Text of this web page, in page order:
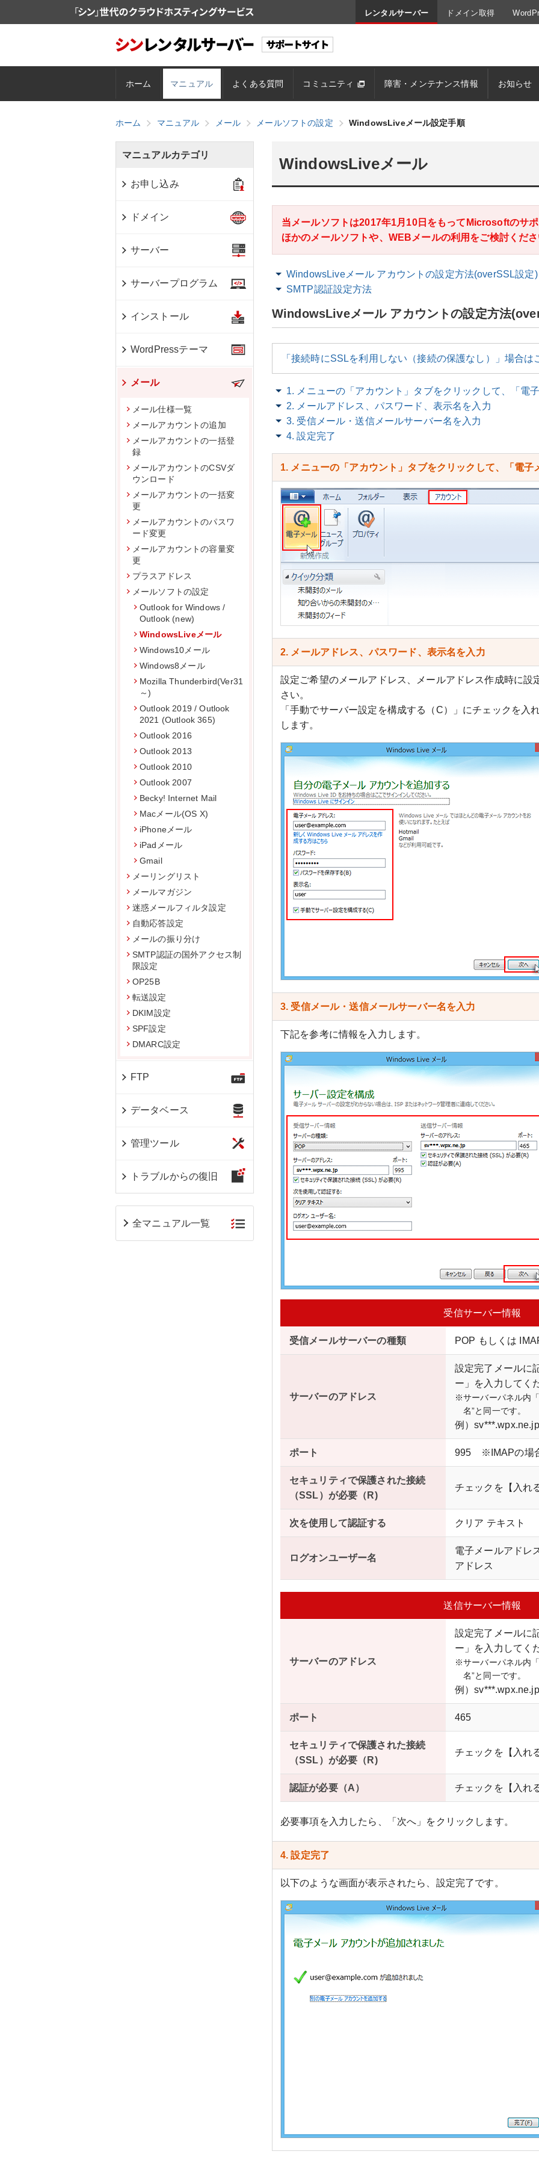
レンタルサーバー ドメイン取得
ホーム マニュアル よくある質問 コミュニティ 障害・メンテナンス情報 お知らせ
ホーム マニュアル メール メールソフトの設定 WindowsLiveメール設定手順
WindowsLiveメール
当メールソフトは2017年1月10日をもってMicrosoftのサポ
ほかのメールソフトや、WEBメールの利用をご検討くださ
WindowsLiveメール アカウントの設定方法(overSSL設定)
SMTP認証設定方法
WindowsLiveメール アカウントの設定方法
「接続時にSSLを利用しない（接続の保護なし）」場合は
1. メニューの「アカウント」タブをクリックして、「電
2. メールアドレス、パスワード、表示名を入力
3. 受信メール・送信メールサーバー名を入力
4. 設定完了
1. メニューの「アカウント」タブをクリックして、「電子
2. メールアドレス、パスワード、表示名を入力
設定ご希望のメールアドレス、メールアドレス作成時に設
さい。
「手動でサーバー設定を構成する（C）」にチェックを入
します。
3. 受信メール・送信メールサーバー名を入力
下記を参考に情報を入力します。
受信サーバー情報
受信メールサーバーの種類 POP もしくは
サーバーのアドレス
設定完了メールに
ー」を入力してく
※サーバーパネル内
名”と同一です。
例）sv***.wpx.ne.jp
ポート 995 ※IMAPの場
セキュリティで保護された接続
（SSL）が必要（R)
チェックを【入れ
次を使用して認証する クリア テキスト
ログオンユーザー名
電子メールアドレ
アドレス
送信サーバー情報
サーバーのアドレス
設定完了メールに
ー」を入力してく
※サーバーパネル内
名”と同一です。
例）sv***.wpx.ne.jp
ポート 465
セキュリティで保護された接続
（SSL）が必要（R)
チェックを【入れ
認証が必要（A） チェックを【入れ
必要事項を入力したら、「次へ」をクリックします。
4. 設定完了
以下のような画面が表示されたら、設定完了です。
マニュアルカテゴリ
お申し込み
ドメイン
サーバー
サーバープログラム
インストール
WordPressテーマ
メール
メール仕様一覧
メールアカウントの追加
メールアカウントの一括登
録
メールアカウントのCSVダ
ウンロード
メールアカウントの一括変
更
メールアカウントのパスワ
ード変更
メールアカウントの容量変
更
プラスアドレス
メールソフトの設定
Outlook for Windows /
Outlook (new)
WindowsLiveメール
Windows10メール
Windows8メール
Mozilla Thunderbird(Ver31
～)
Outlook 2019 / Outlook
2021 (Outlook 365)
Outlook 2016
Outlook 2013
Outlook 2010
Outlook 2007
Becky! Internet Mail
Macメール(OS X)
iPhoneメール
iPadメール
Gmail
メーリングリスト
メールマガジン
迷惑メールフィルタ設定
自動応答設定
メールの振り分け
SMTP認証の国外アクセス制
限設定
OP25B
転送設定
DKIM設定
SPF設定
DMARC設定
FTP
データベース
管理ツール
トラブルからの復旧
全マニュアル一覧